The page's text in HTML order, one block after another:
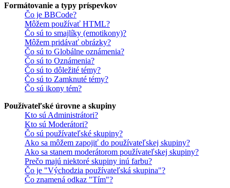
Formátovanie a typy príspevkov
Čo je BBCode?
Môžem používať HTML?
Čo sú to smajlíky (emotikony)?
Môžem pridávať obrázky?
Čo sú to Globálne oznámenia?
Čo sú to Oznámenia?
Čo sú to dôležité témy?
Čo sú to Zamknuté témy?
Čo sú ikony tém?
Používateľské úrovne a skupiny
Kto sú Administrátori?
Kto sú Moderátori?
Čo sú používateľské skupiny?
Ako sa môžem zapojiť do používateľskej skupiny?
Ako sa stanem moderátorom používateľskej skupiny?
Prečo majú niektoré skupiny inú farbu?
Čo je "Východzia používateľská skupina"?
Čo znamená odkaz "Tím"?